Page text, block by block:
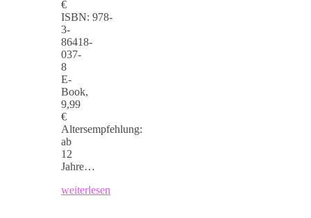
€
ISBN: 978-
3-
86418-
037-
8
E-
Book,
9,99
€
Altersempfehlung:
ab
12
Jahre…
weiterlesen